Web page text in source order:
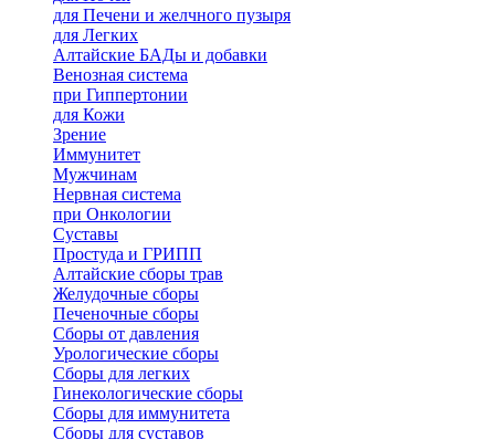
для Печени и желчного пузыря
для Легких
Алтайские БАДы и добавки
Венозная система
при Гиппертонии
для Кожи
Зрение
Иммунитет
Мужчинам
Нервная система
при Онкологии
Суставы
Простуда и ГРИПП
Алтайские сборы трав
Желудочные сборы
Печеночные сборы
Сборы от давления
Урологические сборы
Сборы для легких
Гинекологические сборы
Сборы для иммунитета
Сборы для суставов